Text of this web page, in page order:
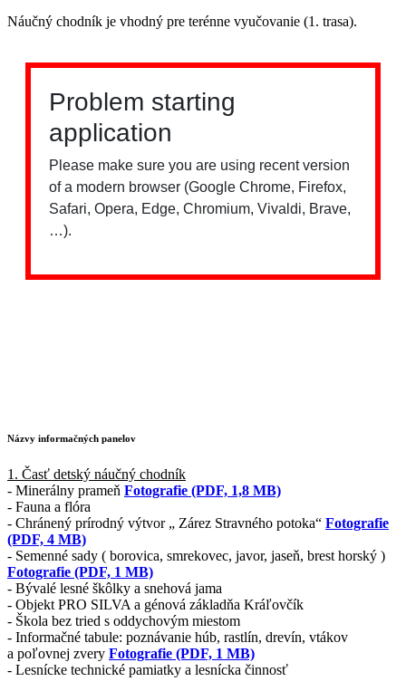
Náučný chodník je vhodný pre terénne vyučovanie (1. trasa).
Názvy informačných panelov
1. Časť detský náučný chodník
- Minerálny prameň Fotografie (PDF, 1,8 MB)
- Fauna a flóra
- Chránený prírodný výtvor „ Zárez Stravného potoka“ Fotografie
(PDF, 4 MB)
- Semenné sady ( borovica, smrekovec, javor, jaseň, brest horský )
Fotografie (PDF, 1 MB)
- Bývalé lesné škôlky a snehová jama
- Objekt PRO SILVA a génová základňa Kráľovčík
- Škola bez tried s oddychovým miestom
- Informačné tabule: poznávanie húb, rastlín, drevín, vtákov
a poľovnej zvery Fotografie (PDF, 1 MB)
- Lesnícke technické pamiatky a lesnícka činnosť